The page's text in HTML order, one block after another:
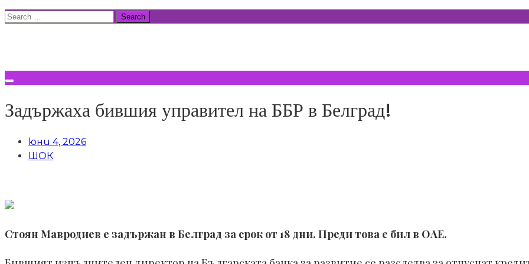
Skip
Search
Задържаха бившия управител на ББР в Белград!
юни 4, 2026
ШОК
Стоян Мавродиев е задържан в Белград за срок от 18 дни. Преди това е бил в ОАЕ.